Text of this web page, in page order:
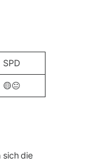
SPD
🟡😐
die